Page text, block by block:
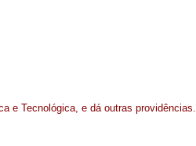
e Tecnológica, e dá outras providências.